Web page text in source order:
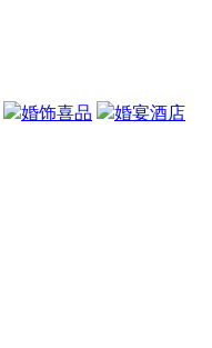
婚饰喜品
婚宴酒店